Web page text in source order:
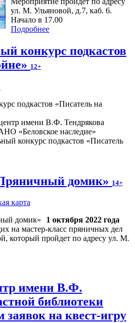
ул. М. Ульяновой, д.7, каб. 6.
Начало в 17.00
Подробнее
конкурс подкастов
12+
имени В.Ф. Тендрякова
«Беловское наследие»
конкурс подкастов «Писатель
домик» 14+
карта
1 октября 2022 года
на мастер-класс пряничных дел
который пройдет по адресу ул. М.
имени В.Ф.
библиотеки
заявок на квест-игру